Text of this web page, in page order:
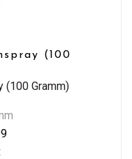
(100
(100 Gramm)